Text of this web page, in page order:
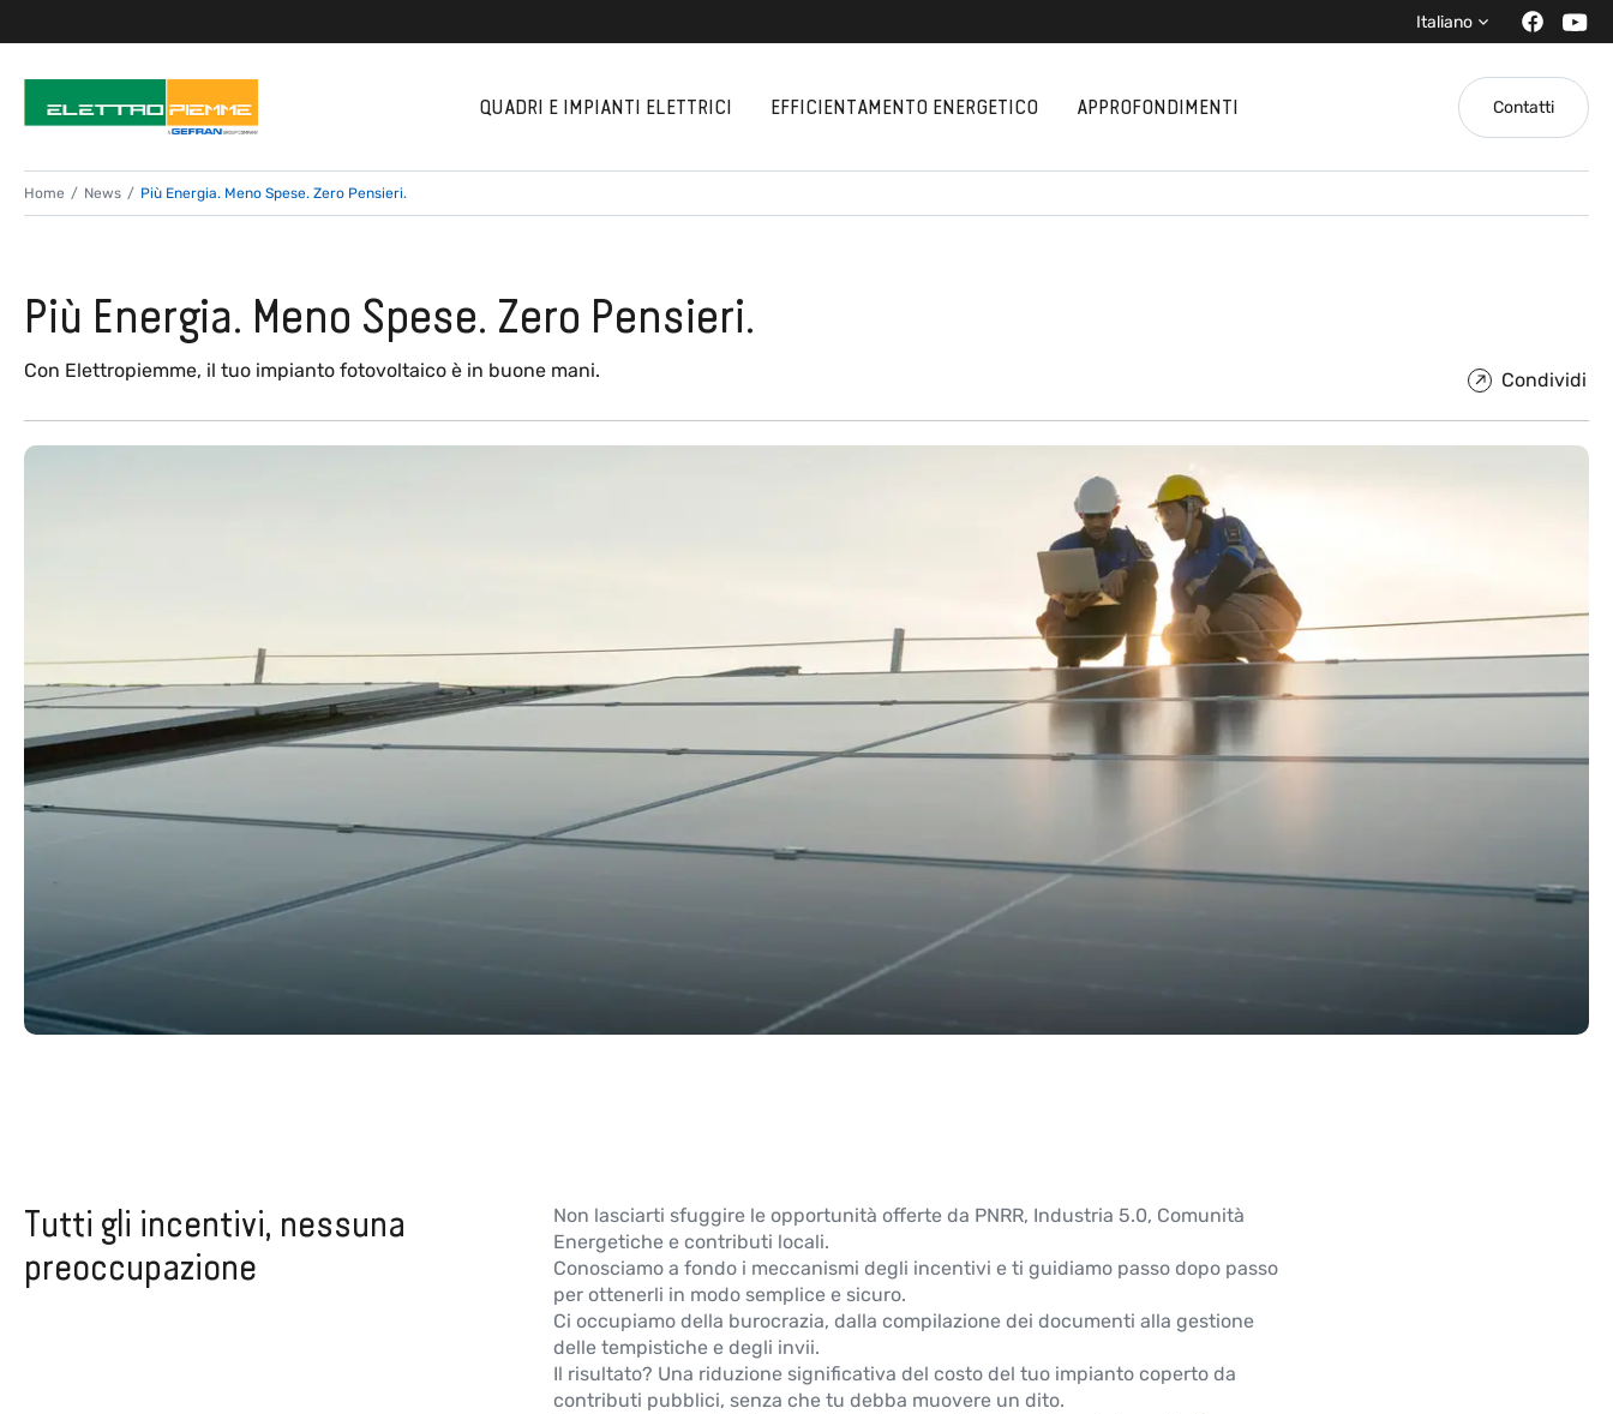
Italiano
QUADRI E IMPIANTI ELETTRICI EFFICIENTAMENTO ENERGETICO APPROFONDIMENTI Contatti
Home News Più Energia. Meno Spese. Zero Pensieri.
Più Energia. Meno Spese. Zero Pensieri.
Con Elettropiemme, il tuo impianto fotovoltaico è in buone mani. Condividi
Tutti gli incentivi, nessuna
preoccupazione
Non lasciarti sfuggire le opportunità offerte da PNRR, Industria 5.0, Comunità
Energetiche e contributi locali.
Conosciamo a fondo i meccanismi degli incentivi e ti guidiamo passo dopo passo
per ottenerli in modo semplice e sicuro.
Ci occupiamo della burocrazia, dalla compilazione dei documenti alla gestione
delle tempistiche e degli invii.
Il risultato? Una riduzione significativa del costo del tuo impianto coperto da
contributi pubblici, senza che tu debba muovere un dito.